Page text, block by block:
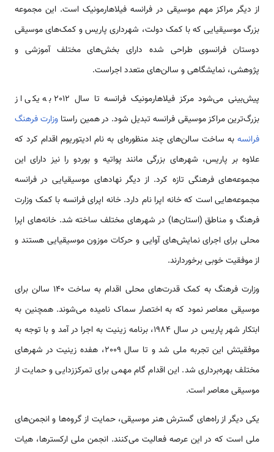
از دیگر مراکز مهم موسیقی در فرانسه فیلاهارمونیک است. این مجموعه
بزرگ موسیقیایی که با کمک دولت، شهرداری پاریس و کمک‌های موسیقی
دوستان فرانسوی طراحی شده دارای بخش‌های مختلف آموزشی و
پژوهشی، نمایشگاهی و سالن‌های متعدد اجراست.
پیش‌بینی می‌شود مرکز فیلاهارمونیک فرانسه تا سال 2012 به یکی از
بزرگ‌ترین مراکز موسیقی فرانسه تبدیل شود. در همین راستا وزارت فرهنگ
فرانسه به ساخت سالن‌های چند منظوره‌ای به نام ادیتوریوم اقدام کرد که
علاوه بر پاریس، شهرهای بزرگی مانند پواتیه و بوردو را نیز دارای این
مجموعه‌های فرهنگی تازه کرد. از دیگر نهادهای موسیقیایی در فرانسه
مجموعه‌هایی است که خانه اپرا نام دارد. خانه اپرای فرانسه با کمک وزارت
فرهنگ و مناطق (استان‌ها) در شهرهای مختلف ساخته شد. خانه‌های اپرا
محلی برای اجرای نمایش‌های آوایی و حرکات موزون موسیقیایی هستند و
از موفقیت خوبی برخوردارند.
وزارت فرهنگ به کمک قدرت‌های محلی اقدام به ساخت 140 سالن برای
موسیقی معاصر نمود که به اختصار سماک نامیده می‌شوند. همچنین به
ابتکار شهر پاریس در سال 1984، برنامه زینیت به اجرا در آمد و با توجه به
موفقیتش این تجربه ملی شد و تا سال 2009، هفده زینیت در شهرهای
مختلف بهره‌برداری شد. این اقدام گام مهمی برای تمرکز‌زدایی و حمایت از
موسیقی معاصر است.
یکی دیگر از راه‌های گسترش هنر موسیقی، حمایت از گروه‌ها و انجمن‌های
ملی است که در این عرصه فعالیت می‌کنند. انجمن ملی ارکسترها، هیات